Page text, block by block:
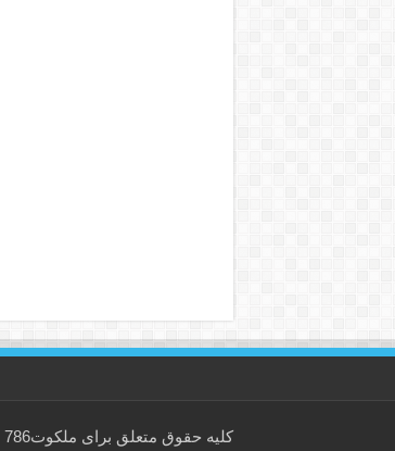
کلیه حقوق متعلق برای ملکوت786